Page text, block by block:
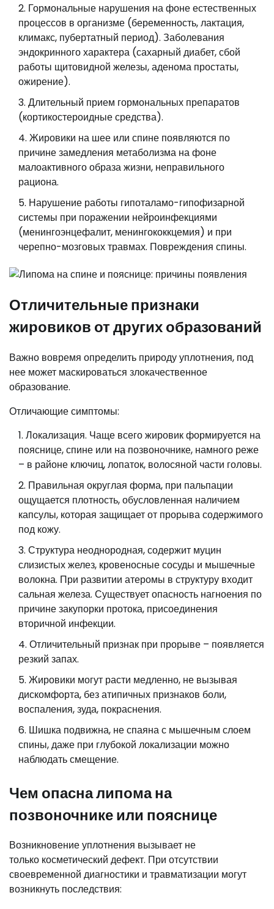
Гормональные нарушения на фоне естественных
процессов в организме (беременность, лактация,
климакс, пубертатный период). Заболевания
эндокринного характера (сахарный диабет, сбой
работы щитовидной железы, аденома простаты,
ожирение).
Длительный прием гормональных препаратов
(кортикостероидные средства).
Жировики на шее или спине появляются по
причине замедления метаболизма на фоне
малоактивного образа жизни, неправильного
рациона.
Нарушение работы гипоталамо-гипофизарной
системы при поражении нейроинфекциями
(менингоэнцефалит, менингококкцемия) и при
черепно-мозговых травмах. Повреждения спины.
Отличительные признаки
жировиков от других образований
Важно вовремя определить природу уплотнения, под
нее может маскироваться злокачественное
образование.
Отличающие симптомы:
Локализация. Чаще всего жировик формируется на
пояснице, спине или на позвоночнике, намного реже
– в районе ключиц, лопаток, волосяной части головы.
Правильная округлая форма, при пальпации
ощущается плотность, обусловленная наличием
капсулы, которая защищает от прорыва содержимого
под кожу.
Структура неоднородная, содержит муцин
слизистых желез, кровеносные сосуды и мышечные
волокна. При развитии атеромы в структуру входит
сальная железа. Существует опасность нагноения по
причине закупорки протока, присоединения
вторичной инфекции.
Отличительный признак при прорыве – появляется
резкий запах.
Жировики могут расти медленно, не вызывая
дискомфорта, без атипичных признаков боли,
воспаления, зуда, покраснения.
Шишка подвижна, не спаяна с мышечным слоем
спины, даже при глубокой локализации можно
наблюдать смещение.
Чем опасна липома на
позвоночнике или пояснице
Возникновение уплотнения вызывает не
только косметический дефект. При отсутствии
своевременной диагностики и травматизации могут
возникнуть последствия: